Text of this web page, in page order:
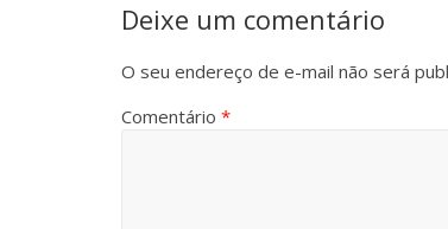
Deixe um comentário
O seu endereço de e-mail não será
Comentário *